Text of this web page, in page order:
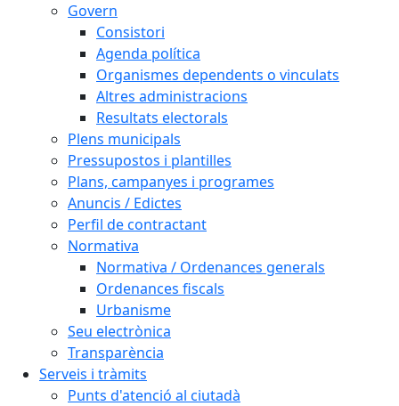
Govern
Consistori
Agenda política
Organismes dependents o vinculats
Altres administracions
Resultats electorals
Plens municipals
Pressupostos i plantilles
Plans, campanyes i programes
Anuncis / Edictes
Perfil de contractant
Normativa
Normativa / Ordenances generals
Ordenances fiscals
Urbanisme
Seu electrònica
Transparència
Serveis i tràmits
Punts d'atenció al ciutadà